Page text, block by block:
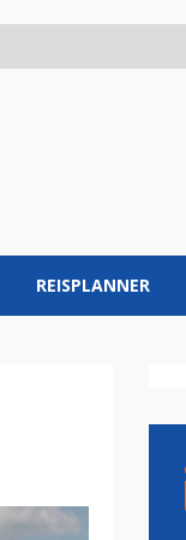
REISPLANNER